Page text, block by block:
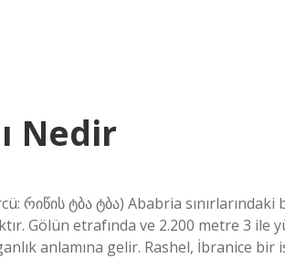
Nedir
რიწის ტბა ტბა) Ababria
Gölün etrafında ve 2.200 metre 3 ile
anlamına gelir. Rashel, İbranice bir